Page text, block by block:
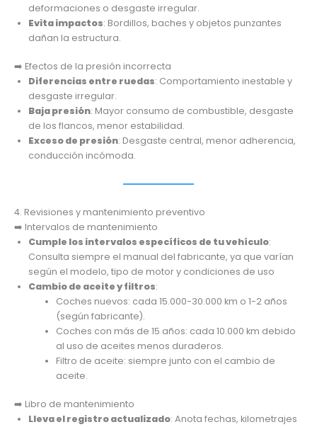
deformaciones o desgaste irregular.
Evita impactos: Bordillos, baches y objetos punzantes
dañan la estructura.
➡️ Efectos de la presión incorrecta
Diferencias entre ruedas: Comportamiento inestable y
desgaste irregular.
Baja presión: Mayor consumo de combustible, desgaste
de los flancos, menor estabilidad.
Exceso de presión: Desgaste central, menor adherencia,
conducción incómoda.
4. Revisiones y mantenimiento preventivo
➡️ Intervalos de mantenimiento
Cumple los intervalos específicos de tu vehículo:
Consulta siempre el manual del fabricante, ya que varían
según el modelo, tipo de motor y condiciones de uso
Cambio de aceite y filtros:
Coches nuevos: cada 15.000-30.000 km o 1-2 años
(según fabricante).
Coches con más de 15 años: cada 10.000 km debido
al uso de aceites menos duraderos.
Filtro de aceite: siempre junto con el cambio de
aceite.
➡️ Libro de mantenimiento
Lleva el registro actualizado: Anota fechas, kilometrajes